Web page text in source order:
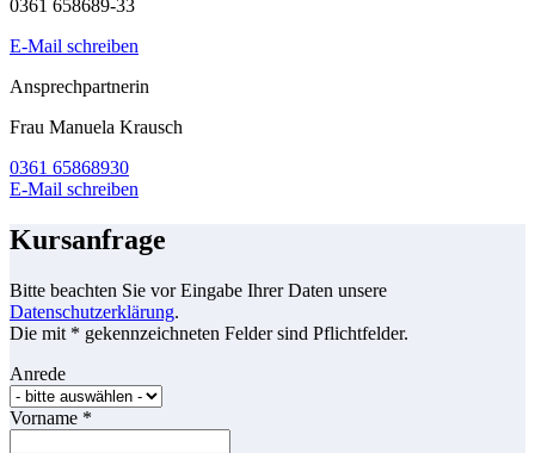
0361 658689-33
E-Mail schreiben
Ansprechpartnerin
Frau Manuela Krausch
0361 65868930
E-Mail schreiben
Kursanfrage
Bitte beachten Sie vor Eingabe Ihrer Daten unsere
Datenschutzerklärung.
Die mit * gekennzeichneten Felder sind Pflichtfelder.
Anrede
Vorname *